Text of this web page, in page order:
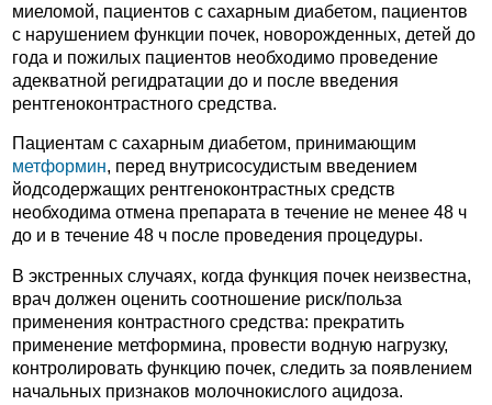
миеломой, пациентов с сахарным диабетом, пациентов
с нарушением функции почек, новорожденных, детей до
года и пожилых пациентов необходимо проведение
адекватной регидратации до и после введения
рентгеноконтрастного средства.
Пациентам с сахарным диабетом, принимающим
метформин, перед внутрисосудистым введением
йодсодержащих рентгеноконтрастных средств
необходима отмена препарата в течение не менее 48 ч
до и в течение 48 ч после проведения процедуры.
В экстренных случаях, когда функция почек неизвестна,
врач должен оценить соотношение риск/польза
применения контрастного средства: прекратить
применение метформина, провести водную нагрузку,
контролировать функцию почек, следить за появлением
начальных признаков молочнокислого ацидоза.